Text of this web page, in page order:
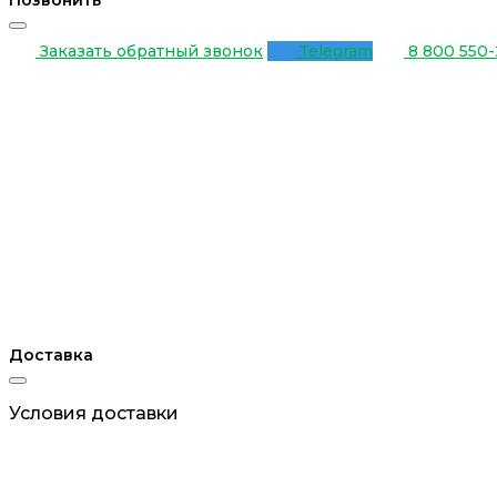
Заказать обратный звонок Telegram 8 800
Доставка
Условия доставки